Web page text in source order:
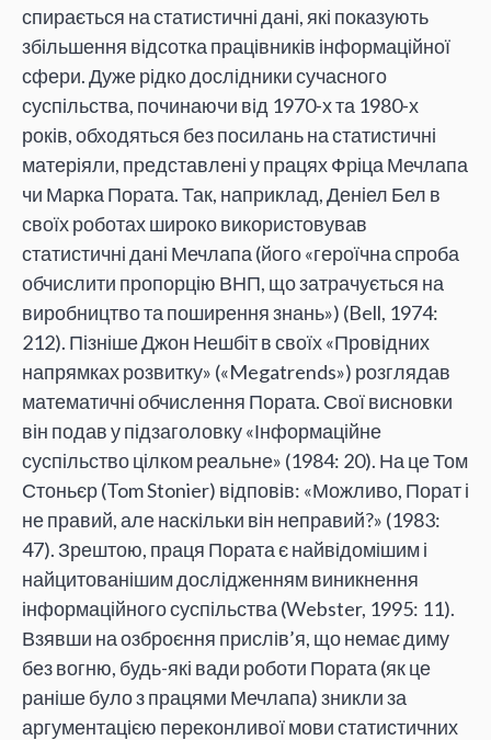
спирається на статистичні дані, які показують
збільшення відсотка працівників інформаційної
сфери. Дуже рідко дослідники сучасного
суспільства, починаючи від 1970-х та 1980-х
років, обходяться без посилань на статистичні
матеріяли, представлені у працях Фріца Мечлапа
чи Марка Пората. Так, наприклад, Деніел Бел в
своїх роботах широко використовував
статистичні дані Мечлапа (його «героїчна спроба
обчислити пропорцію ВНП, що затрачується на
виробництво та поширення знань») (Bell, 1974:
212). Пізніше Джон Нешбіт в своїх «Провідних
напрямках розвитку» («Megatrends») розглядав
математичні обчислення Пората. Свої висновки
він подав у підзаголовку «Інформаційне
суспільство цілком реальне» (1984: 20). На це Том
Стоньєр (Tom Stonier) відповів: «Можливо, Порат і
не правий, але наскільки він неправий?» (1983:
47). Зрештою, праця Пората є найвідомішим і
найцитованішим дослідженням виникнення
інформаційного суспільства (Webster, 1995: 11).
Взявши на озброєння прислів’я, що немає диму
без вогню, будь-які вади роботи Пората (як це
раніше було з працями Мечлапа) зникли за
аргументацією переконливої мови статистичних